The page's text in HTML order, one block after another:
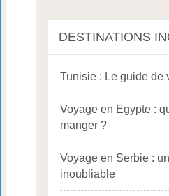
DESTINATIONS
Tunisie : Le guide de
Voyage en Egypte :
manger ?
Voyage en Serbie :
inoubliable